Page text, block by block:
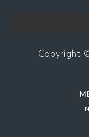
Copyright